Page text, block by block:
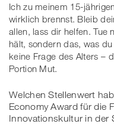
Ich zu meinem 15-
wirklich brennst. Bleib
allen, lass dir helfen. Tue
hält, sondern das, was
keine Frage des Alters –
Portion Mut.
Welchen Stellenwert
Economy Award für die
Innovationskultur in der